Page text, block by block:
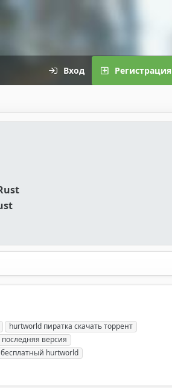
Вход Регистрация
hurtworld пиратка скачать торрент
версия
бесплатный hurtworld